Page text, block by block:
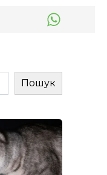
Пошук